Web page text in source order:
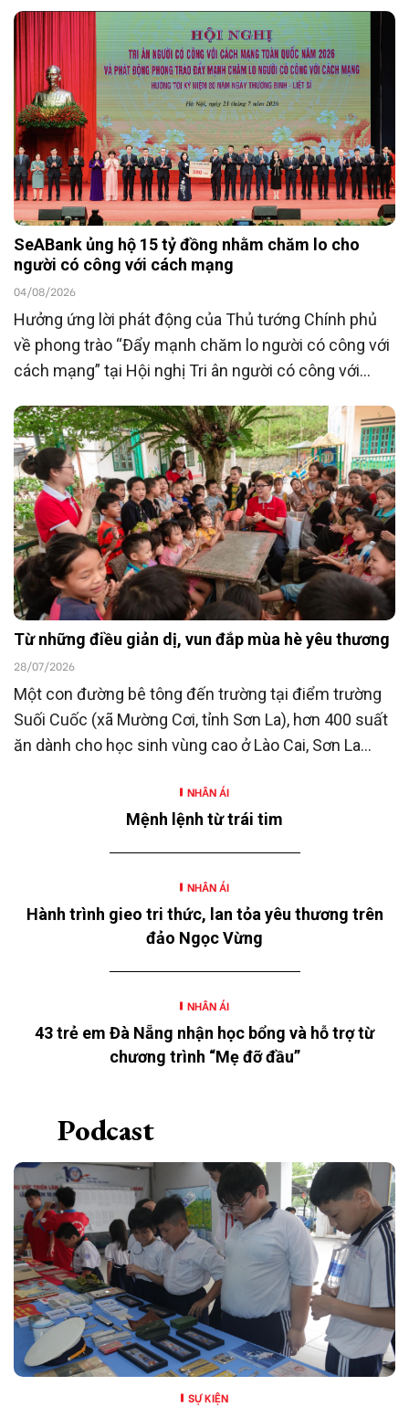
SeABank ủng hộ 15 tỷ đồng nhằm chăm lo cho
người có công với cách mạng
04/08/2026
Hưởng ứng lời phát động của Thủ tướng Chính phủ
về phong trào “Đẩy mạnh chăm lo người có công với
cách mạng” tại Hội nghị Tri ân người có công với
23/7/2026, Ngân hàng TMCP Đông Nam Á
(SeABank) đã ủng hộ 15 tỷ đồng góp phần chăm lo
người có công với cách mạng hướng tới kỷ niệm 80
năm Ngày Thương binh - Liệt sĩ (27/7/1947 -
27/7/2027).
Từ những điều giản dị, vun đắp mùa hè yêu thương
28/07/2026
Một con đường bê tông đến trường tại điểm trường
Suối Cuốc (xã Mường Cơi, tỉnh Sơn La), hơn 400 suất
ăn dành cho học sinh vùng cao ở Lào Cai, Sơn La
động nằm trong chương trình “SeABankers Vì trẻ
thơ” năm 2026 với chủ đề “Mùa hè yêu thương” của
Ngân hàng TMCP Đông Nam Á (SeABank, HOSE:
NHÂN ÁI
Mệnh lệnh từ trái tim
NHÂN ÁI
Hành trình gieo tri thức, lan tỏa yêu thương trên
đảo Ngọc Vừng
NHÂN ÁI
43 trẻ em Đà Nẵng nhận học bổng và hỗ trợ từ
chương trình “Mẹ đỡ đầu”
Podcast
SỰ KIỆN